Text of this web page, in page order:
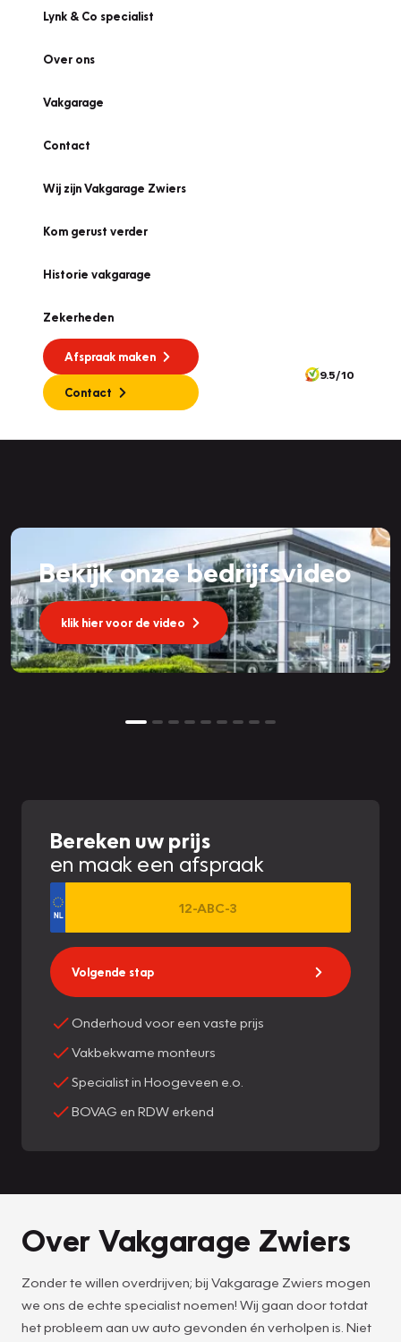
Lynk & Co specialist
Over ons
Vakgarage
Contact
Wij zijn Vakgarage Zwiers
Kom gerust verder
Historie vakgarage
Zekerheden
Afspraak maken
Contact
9.5/10
Bekijk onze bedrijfsvideo
klik hier voor de video
Bereken uw prijs
en maak een afspraak
Volgende stap
Onderhoud voor een vaste prijs
Vakbekwame monteurs
Specialist in Hoogeveen e.o.
BOVAG en RDW erkend
Over Vakgarage Zwiers
Zonder te willen overdrijven; bij Vakgarage Zwiers mogen
we ons de echte specialist noemen! Wij gaan door totdat
het probleem aan uw auto gevonden én verholpen is. Niet